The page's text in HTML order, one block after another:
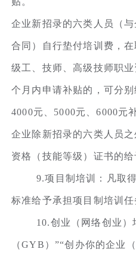
企业新招录的六类人员（
合同）自行垫付培训费，
级工、技师、高级技师职
个月内申请补贴的，可分别
4000元、5000元、6000元
企业除新招录的六类人员
资格（技能等级）证书的给
9.项目制培训：凡取
标准给予承担项目制培训任
10.创业（网络创业）
（GYB）”“创办你的企业